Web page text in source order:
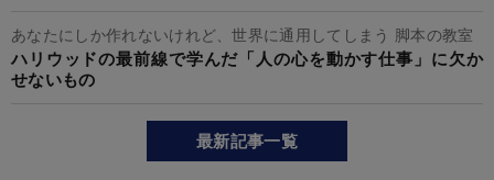
あなたにしか作れないけれど、世界に通用してしまう 脚本の教室
ハリウッドの最前線で学んだ「人の心を動かす仕事」に欠か
せないもの
最新記事一覧